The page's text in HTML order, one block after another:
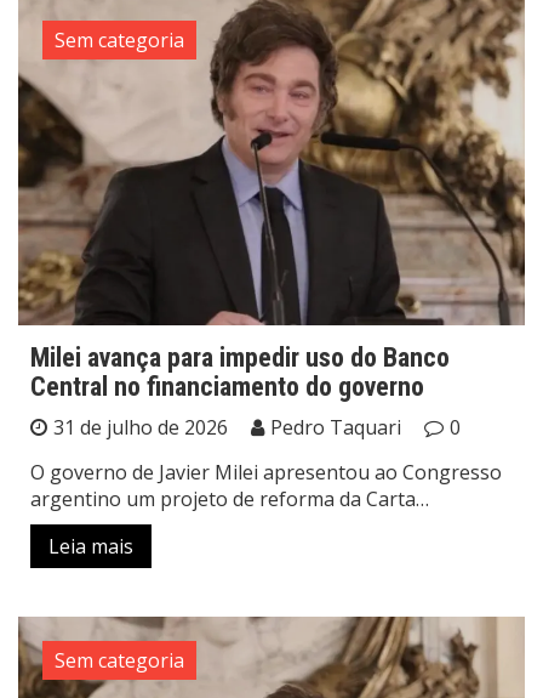
Sem categoria
Milei avança para impedir uso do Banco
Central no financiamento do governo
31 de julho de 2026 Pedro Taquari
0
O governo de Javier Milei apresentou ao Congresso
argentino um projeto de reforma da Carta…
Leia mais
Sem categoria